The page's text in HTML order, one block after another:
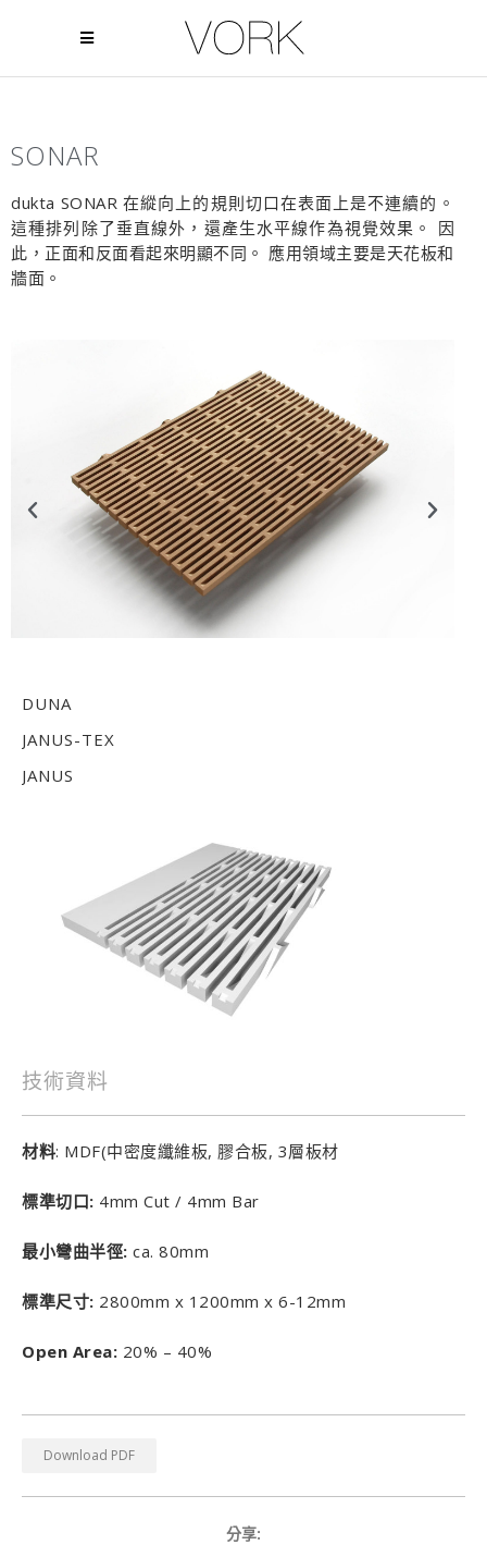
SONAR
dukta SONAR 在縱向上的規則切口在表面上是不連續的。
這種排列除了垂直線外，還產生水平線作為視覺效果。 因
此，正面和反面看起來明顯不同。 應用領域主要是天花板和
牆面。
DUNA
JANUS-TEX
JANUS
技術資料
材料: MDF(中密度纖維板, 膠合板, 3層板材
標準切口: 4mm Cut / 4mm Bar
最小彎曲半徑: ca. 80mm
標準尺寸: 2800mm x 1200mm x 6-12mm
Open Area: 20% – 40%
Download PDF
分享: